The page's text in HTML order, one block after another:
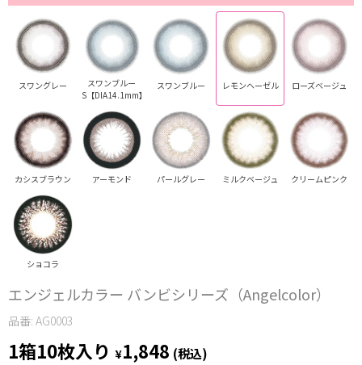
スワングレー
スワンブルー
S【DIA14.1mm】
スワンブルー レモンヘーゼル ローズベージュ
カシスブラウン アーモンド パールグレー ミルクベージュ クリームピンク
ショコラ
エンジェルカラー バンビシリーズ（Angelcolor）
品番: AG0003
1箱10枚入り ¥1,848 (税込)